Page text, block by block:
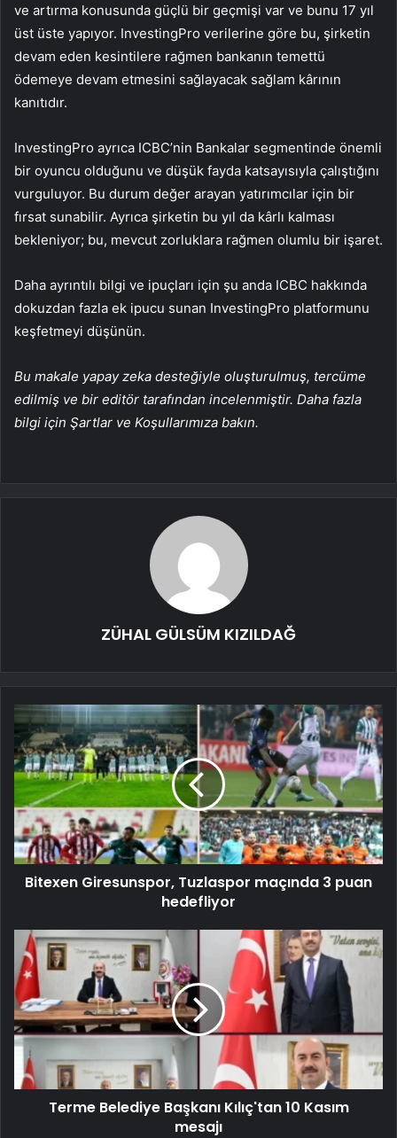
ve artırma konusunda güçlü bir geçmişi var ve bunu 17 yıl
üst üste yapıyor. InvestingPro verilerine göre bu, şirketin
devam eden kesintilere rağmen bankanın temettü
ödemeye devam etmesini sağlayacak sağlam kârının
kanıtıdır.
InvestingPro ayrıca ICBC’nin Bankalar segmentinde önemli
bir oyuncu olduğunu ve düşük fayda katsayısıyla çalıştığını
vurguluyor. Bu durum değer arayan yatırımcılar için bir
fırsat sunabilir. Ayrıca şirketin bu yıl da kârlı kalması
bekleniyor; bu, mevcut zorluklara rağmen olumlu bir işaret.
Daha ayrıntılı bilgi ve ipuçları için şu anda ICBC hakkında
dokuzdan fazla ek ipucu sunan InvestingPro platformunu
keşfetmeyi düşünün.
Bu makale yapay zeka desteğiyle oluşturulmuş, tercüme
edilmiş ve bir editör tarafından incelenmiştir. Daha fazla
bilgi için Şartlar ve Koşullarımıza bakın.
ZÜHAL GÜLSÜM KIZILDAĞ
Bitexen Giresunspor, Tuzlaspor maçında 3 puan
hedefliyor
Terme Belediye Başkanı Kılıç'tan 10 Kasım
mesajı